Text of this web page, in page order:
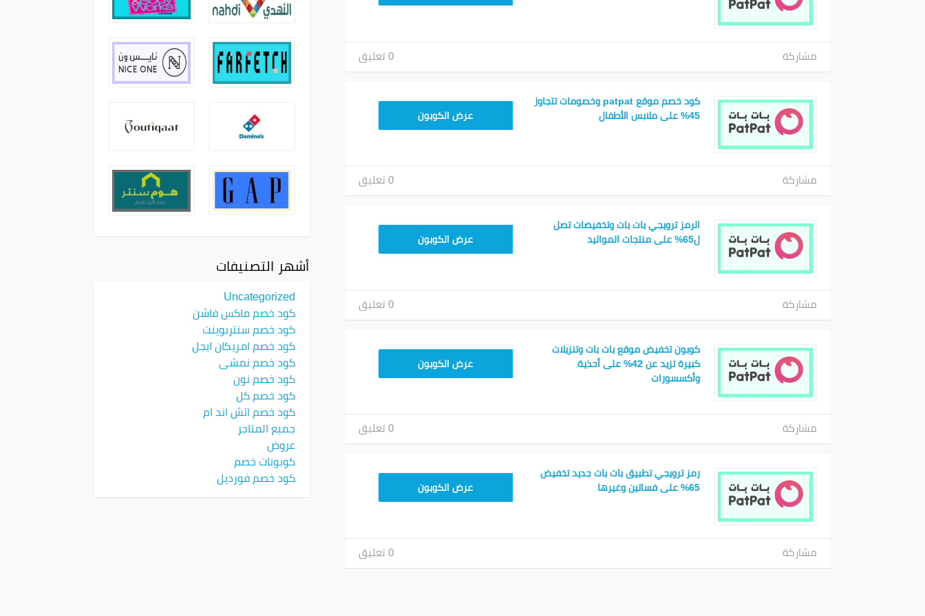
مشاركة 0 تعليق
كود خصم موقع patpat وخصومات تتجاوز
45% على ملابس الأطفال
PRREPJعرض الكوبون
مشاركة 0 تعليق
الرمز ترويجي بات بات وتخفيضات تصل
ل65% على منتجات المواليد
PRREPJعرض الكوبون
مشاركة 0 تعليق
كوبون تخفيض موقع بات بات وتنزيلات
كبيرة تزيد عن 42% على أحذية
وأكسسورات
PRREPJعرض الكوبون
مشاركة 0 تعليق
رمز ترويجي تطبيق بات بات جديد تخفيض
65% على فساتين وغيرها
PRREPJعرض الكوبون
مشاركة 0 تعليق
أشهر التصنيفات
Uncategorized
كود خصم ماكس فاشن
كود خصم سنتربوينت
كود خصم امريكان ايجل
كود خصم نمشي
كود خصم نون
كود خصم كل
كود خصم اتش اند ام
جميع المتاجر
عروض
كوبونات خصم
كود خصم فورديل